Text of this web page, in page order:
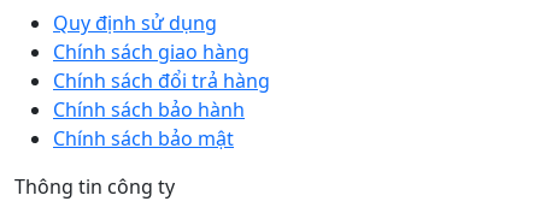
Quy định sử dụng
Chính sách giao hàng
Chính sách đổi trả hàng
Chính sách bảo hành
Chính sách bảo mật
Thông tin công ty